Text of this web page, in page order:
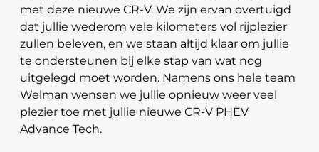
met deze nieuwe CR-V. We zijn ervan overtuigd
dat jullie wederom vele kilometers vol rijplezier
zullen beleven, en we staan altijd klaar om jullie
te ondersteunen bij elke stap van wat nog
uitgelegd moet worden. Namens ons hele team
Welman wensen we jullie opnieuw weer veel
plezier toe met jullie nieuwe CR-V PHEV
Advance Tech.